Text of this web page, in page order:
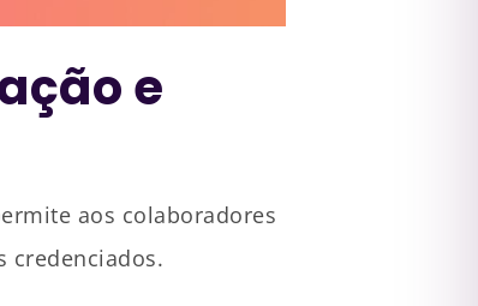
e
aos colaboradores
credenciados.